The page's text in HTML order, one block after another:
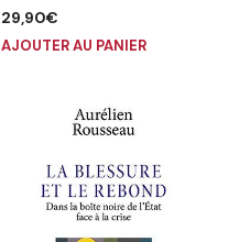
29,90€
AJOUTER AU PANIER